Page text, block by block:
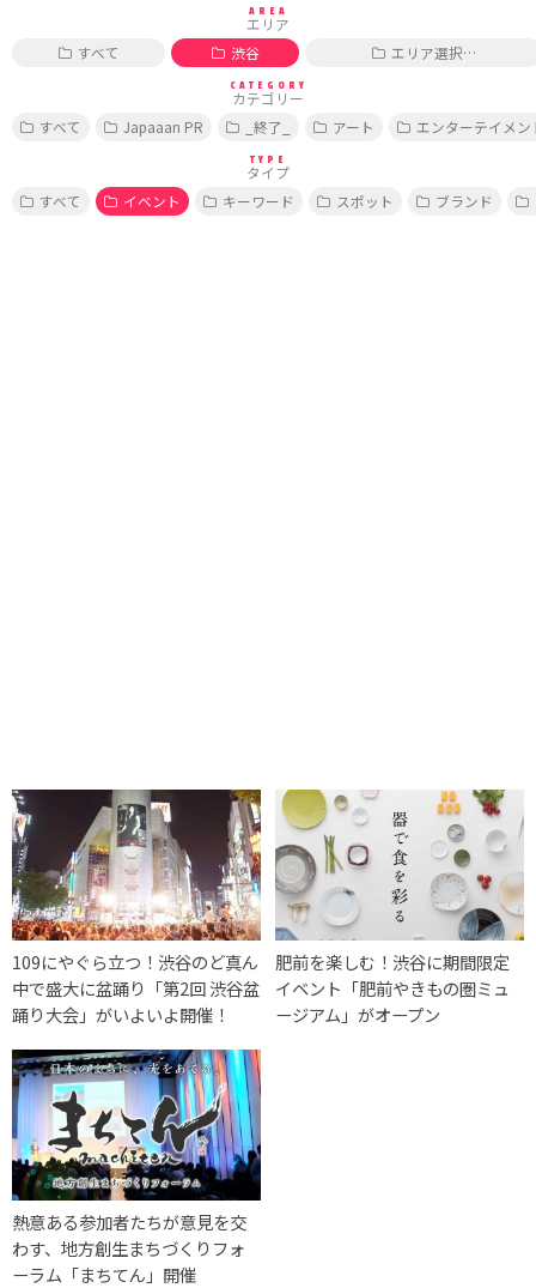
AREA
エリア
すべて
渋谷 エリア選択…
CATEGORY
カテゴリー
すべて
Japaaan PR _終了_ アート エンターテイメン
TYPE
タイプ
すべて
イベント キーワード スポット ブランド
109にやぐら立つ！渋谷のど真ん
中で盛大に盆踊り「第2回 渋谷盆
踊り大会」がいよいよ開催！
肥前を楽しむ！渋谷に期間限定
イベント「肥前やきもの圏ミュ
ージアム」がオープン
熱意ある参加者たちが意見を交
わす、地方創生まちづくりフォ
ーラム「まちてん」開催